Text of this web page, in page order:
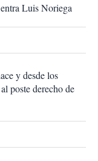
Luis Noriega
y desde los
poste derecho de